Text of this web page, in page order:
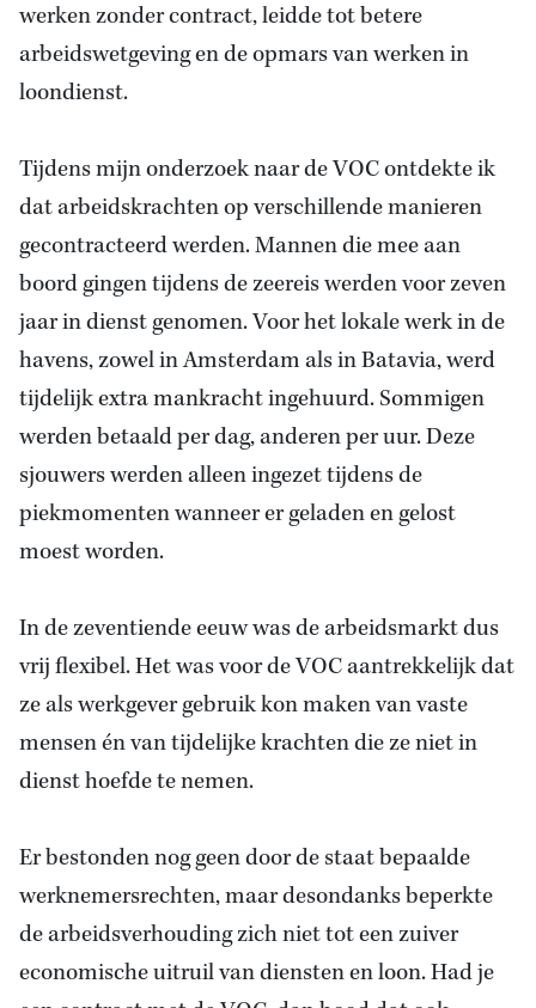
werken zonder contract, leidde tot betere
arbeidswetgeving en de opmars van werken in
loondienst.
Tijdens mijn onderzoek naar de VOC ontdekte ik
dat arbeidskrachten op verschillende manieren
gecontracteerd werden. Mannen die mee aan
boord gingen tijdens de zeereis werden voor zeven
jaar in dienst genomen. Voor het lokale werk in de
havens, zowel in Amsterdam als in Batavia, werd
tijdelijk extra mankracht ingehuurd. Sommigen
werden betaald per dag, anderen per uur. Deze
sjouwers werden alleen ingezet tijdens de
piekmomenten wanneer er geladen en gelost
moest worden.
In de zeventiende eeuw was de arbeidsmarkt dus
vrij flexibel. Het was voor de VOC aantrekkelijk dat
ze als werkgever gebruik kon maken van vaste
mensen én van tijdelijke krachten die ze niet in
dienst hoefde te nemen.
Er bestonden nog geen door de staat bepaalde
werknemersrechten, maar desondanks beperkte
de arbeidsverhouding zich niet tot een zuiver
economische uitruil van diensten en loon. Had je